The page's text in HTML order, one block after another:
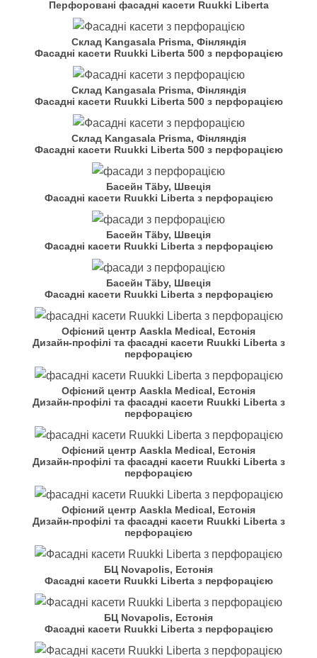
Перфоровані фасадні касети Ruukki Liberta
Склад Kangasala Prisma, Фінляндія
Фасадні касети Ruukki Liberta 500 з перфорацією
Склад Kangasala Prisma, Фінляндія
Фасадні касети Ruukki Liberta 500 з перфорацією
Склад Kangasala Prisma, Фінляндія
Фасадні касети Ruukki Liberta 500 з перфорацією
Басейн Täby, Швеція
Фасадні касети Ruukki Liberta з перфорацією
Басейн Täby, Швеція
Фасадні касети Ruukki Liberta з перфорацією
Басейн Täby, Швеція
Фасадні касети Ruukki Liberta з перфорацією
Офісний центр Aaskla Medical, Естонія
Дизайн-профілі та фасадні касети Ruukki Liberta з
перфорацією
Офісний центр Aaskla Medical, Естонія
Дизайн-профілі та фасадні касети Ruukki Liberta з
перфорацією
Офісний центр Aaskla Medical, Естонія
Дизайн-профілі та фасадні касети Ruukki Liberta з
перфорацією
Офісний центр Aaskla Medical, Естонія
Дизайн-профілі та фасадні касети Ruukki Liberta з
перфорацією
БЦ Novapolis, Естонія
Фасадні касети Ruukki Liberta з перфорацією
БЦ Novapolis, Естонія
Фасадні касети Ruukki Liberta з перфорацією